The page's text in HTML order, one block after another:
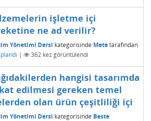
işletme içi
ne ad verilir?
Yönetimi Dersi kategorisinde Mete tarafından
| 362kez görüntülendi
hangisi tasarımda
edilmesi gereken temel
olan ürün çeşitliliği içi
Yönetimi Dersi kategorisinde Beste